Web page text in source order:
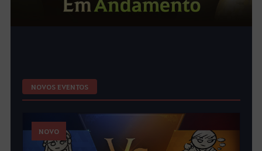
NOVOS EVENTOS
NOVO